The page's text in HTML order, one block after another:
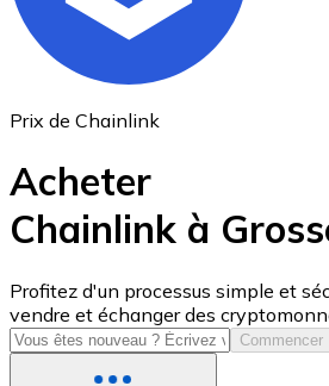
USD Coin
USDC
Prix de Chainlink
Acheter
Chainlink à
Profitez d'un processus simple et
vendre et échanger des
Commencer